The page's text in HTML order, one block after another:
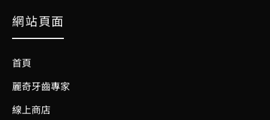
網站頁面
首頁
麗奇牙齒專家
線上商店